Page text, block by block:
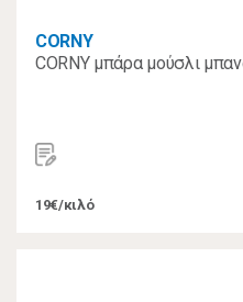
CORNY
CORNY μπάρα μούσλι
19€/κιλό